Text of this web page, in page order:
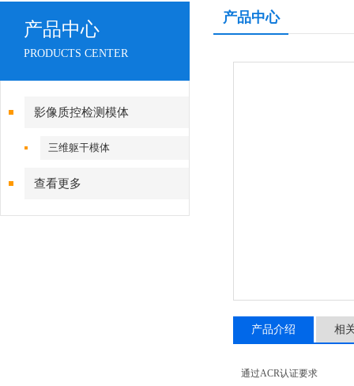
产品中心
PRODUCTS CENTER
影像质控检测模体
三维躯干模体
查看更多
产品中心
产品介绍 相
通过ACR认证要求